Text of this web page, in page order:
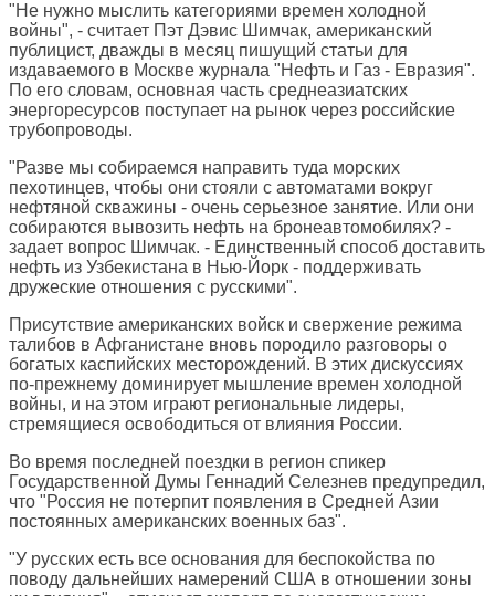
"Не нужно мыслить категориями времен холодной
войны", - считает Пэт Дэвис Шимчак, американский
публицист, дважды в месяц пишущий статьи для
издаваемого в Москве журнала "Нефть и Газ - Евразия".
По его словам, основная часть среднеазиатских
энергоресурсов поступает на рынок через российские
трубопроводы.
"Разве мы собираемся направить туда морских
пехотинцев, чтобы они стояли с автоматами вокруг
нефтяной скважины - очень серьезное занятие. Или они
собираются вывозить нефть на бронеавтомобилях? -
задает вопрос Шимчак. - Единственный способ доставить
нефть из Узбекистана в Нью-Йорк - поддерживать
дружеские отношения с русскими".
Присутствие американских войск и свержение режима
талибов в Афганистане вновь породило разговоры о
богатых каспийских месторождений. В этих дискуссиях
по-прежнему доминирует мышление времен холодной
войны, и на этом играют региональные лидеры,
стремящиеся освободиться от влияния России.
Во время последней поездки в регион спикер
Государственной Думы Геннадий Селезнев предупредил,
что "Россия не потерпит появления в Средней Азии
постоянных американских военных баз".
"У русских есть все основания для беспокойства по
поводу дальнейших намерений США в отношении зоны